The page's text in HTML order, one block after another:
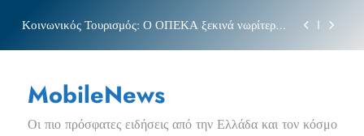
content
Κοινωνικός Τουρισμός: Ο ΟΠΕΚΑ ξεκινά νωρίτερα
Νέα Κρήτη: Σαρακήνικο και η φράση «Κρήτη
ΟΦΗ»
Πριγκιπάτο Στάδιο
MobileNews
Οι πιο πρόσφατες ειδήσεις από την Ελλάδα και τον κόσμο